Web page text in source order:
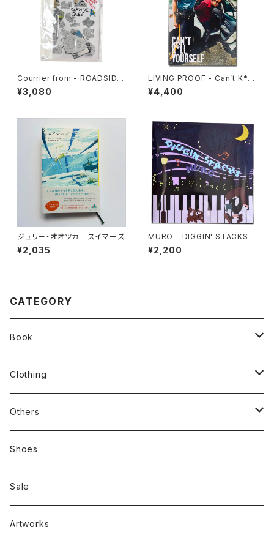
Courrier from - ROADSIDE
QUEST
¥3,080
LIVING PROOF - Can’t K*ll
Yourself
¥4,400
ジュリー・オオツカ - スイマーズ
¥2,035
MURO - DIGGIN' STACKS
¥2,200
CATEGORY
Book
stacks
新刊本
Zine、Other
Clothing
Tees
Sweatshirts
Bag & Accessories
Others
Mixcd
RC SLUM / ROYALTY CLUB
雑貨
Shoes
Sale
Artworks